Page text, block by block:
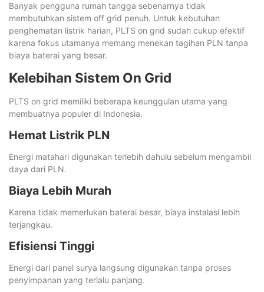
Banyak pengguna rumah tangga sebenarnya tidak
membutuhkan sistem off grid penuh. Untuk kebutuhan
penghematan listrik harian, PLTS on grid sudah cukup efektif
karena fokus utamanya memang menekan tagihan PLN tanpa
biaya baterai yang besar.
Kelebihan Sistem On Grid
PLTS on grid memiliki beberapa keunggulan utama yang
membuatnya populer di Indonesia.
Hemat Listrik PLN
Energi matahari digunakan terlebih dahulu sebelum mengambil
daya dari PLN.
Biaya Lebih Murah
Karena tidak memerlukan baterai besar, biaya instalasi lebih
terjangkau.
Efisiensi Tinggi
Energi dari panel surya langsung digunakan tanpa proses
penyimpanan yang terlalu panjang.